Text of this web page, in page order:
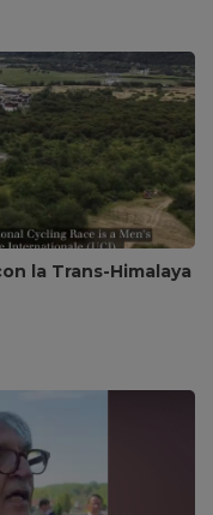
la Trans-Himalaya